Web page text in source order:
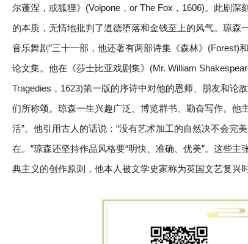
尔蓬涅，或狐狸》(Volpone，or The Fox，1606)。此剧深
的本质，无情地批判了道德堕落和金钱至上的风气。琼森
音乐舞剧”三十一部，他还著有两部诗集《森林》(Forest)
论文集。他在《莎士比亚戏剧集》(Mr. William
Tragedies，1623)第一版的序诗中对他的恩师、朋友和论
们所称颂。琼森一生兴趣广泛、博览群书、勤奋写作。他
活”。他引用古人的话说：“没有艺术加工的自然决不会完
在。”琼森还坚持作品风格要“明快、准确、优美”。这些
典主义的创作原则，他本人被文学史家称为英国文艺复兴时